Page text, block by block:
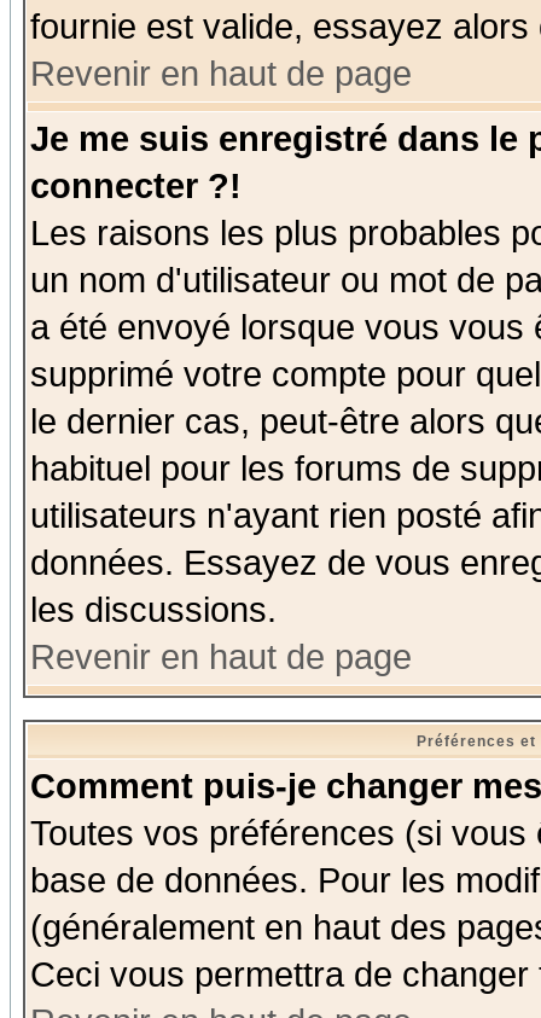
fournie est valide, essayez
Revenir en haut de page
Je me suis enregistré dans le
connecter ?!
Les raisons les plus probables
un nom d'utilisateur ou mot de
a été envoyé lorsque vous
supprimé votre compte pour
le dernier cas, peut-être alors
habituel pour les forums de
utilisateurs n'ayant rien posté
données. Essayez de vous
les discussions.
Revenir en haut de page
Préférences
Comment puis-je changer
Toutes vos préférences (si
base de données. Pour les
(généralement en haut des
Ceci vous permettra de